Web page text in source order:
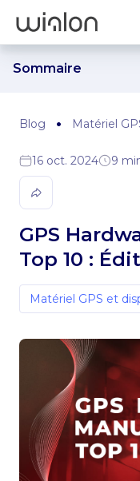
Sommaire
Cérémonie de remise
Blog Matériel
16 oct. 2024 9
GPS
Top 10 :
Matériel GPS et